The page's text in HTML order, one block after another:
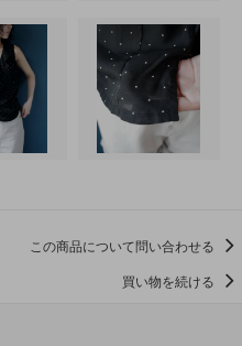
この商品について問い合わせる
買い物を続ける